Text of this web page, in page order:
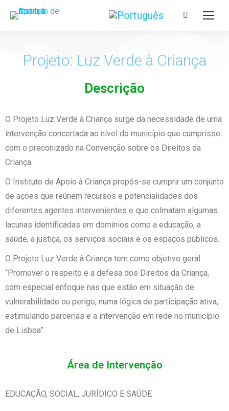
Projeto: Luz Verde à Criança
Descrição
O Projeto Luz Verde à Criança surge da necessidade de uma
intervenção concertada ao nível do município que cumprisse
com o preconizado na Convenção sobre os Direitos da
Criança.
O Instituto de Apoio à Criança propôs-se cumprir um conjunto
de ações que reúnem recursos e potencialidades dos
diferentes agentes intervenientes e que colmatam algumas
lacunas identificadas em domínios como a educação, a
saúde, a justiça, os serviços sociais e os espaços públicos.
O Projeto Luz Verde à Criança tem como objetivo geral
“Promover o respeito e a defesa dos Direitos da Criança,
com especial enfoque nas que estão em situação de
vulnerabilidade ou perigo, numa lógica de participação ativa,
estimulando parcerias e a intervenção em rede no município
de Lisboa”.
Área de Intervenção
EDUCAÇÃO, SOCIAL, JURÍDICO E SAÚDE